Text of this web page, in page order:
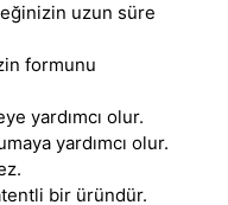
uzun süre
formunu
yardımcı olur.
yardımcı olur.
bir üründür.